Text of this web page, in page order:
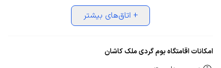
+ اتاق‌های بیشتر
امکانات اقامتگاه بوم گردی ملک کاشان